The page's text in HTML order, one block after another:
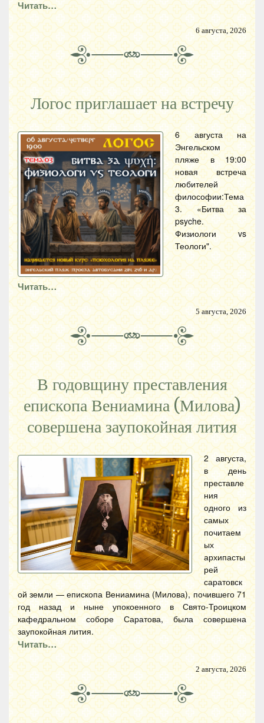
Читать…
6 августа, 2026
Логос приглашает на встречу
6 августа на
Энгельском
пляже в 19:00
новая встреча
любителей
философии:Тема
3. «Битва за
psyche.
Физиологи vs
Теологи".
Читать…
5 августа, 2026
В годовщину преставления
епископа Вениамина (Милова)
совершена заупокойная лития
2 августа,
в день
преставле
ния
одного из
самых
почитаем
ых
архипасты
рей
саратовск
ой земли — епископа Вениамина (Милова), почившего 71
год назад и ныне упокоенного в Свято-Троицком
кафедральном соборе Саратова, была совершена
заупокойная лития.
Читать…
2 августа, 2026